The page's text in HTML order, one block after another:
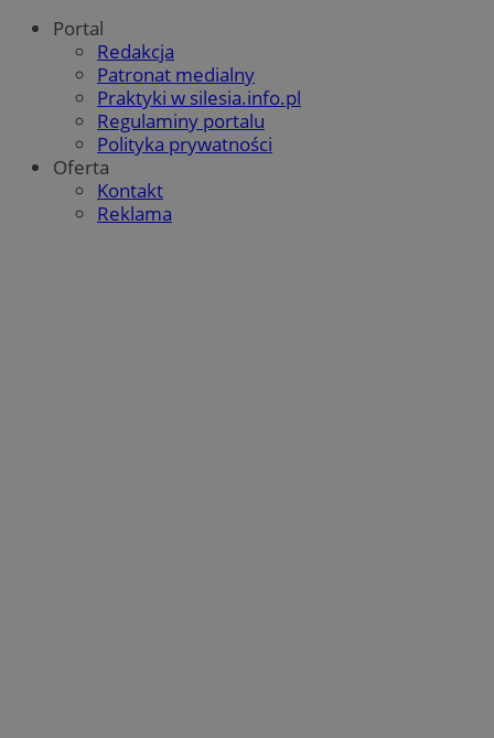
Portal
Redakcja
Patronat medialny
Praktyki w silesia.info.pl
Regulaminy portalu
Polityka prywatności
Oferta
Kontakt
Reklama